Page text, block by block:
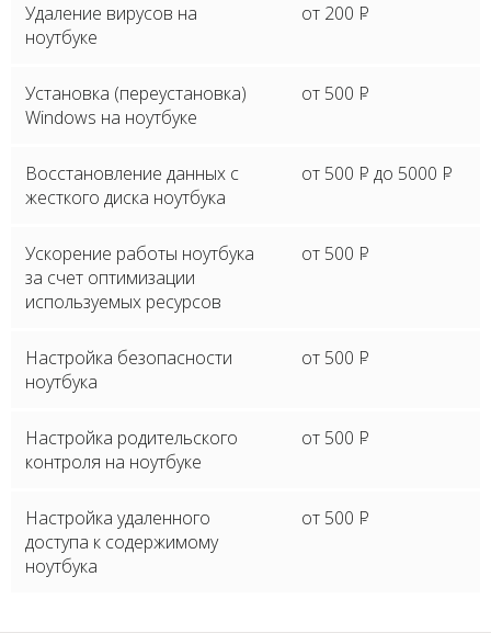
Удаление вирусов на
ноутбуке
от 200 P
Установка (переустановка)
Windows на ноутбуке
от 500 P
Восстановление данных с
жесткого диска ноутбука
от 500 P до 5000 P
Ускорение работы ноутбука
за счет оптимизации
используемых ресурсов
от 500 P
Настройка безопасности
ноутбука
от 500 P
Настройка родительского
контроля на ноутбуке
от 500 P
Настройка удаленного
доступа к содержимому
ноутбука
от 500 P